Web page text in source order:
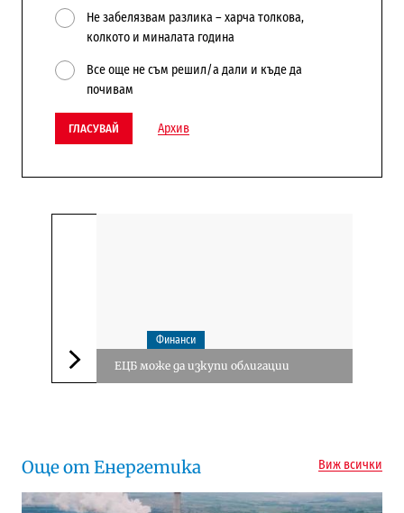
Не забелязвам разлика – харча толкова,
колкото и миналата година
Все още не съм решил/а дали и къде да
почивам
ГЛАСУВАЙ Архив
Следваща новина
Финанси
ЕЦБ може да изкупи облигации
Още от Енергетика Виж всички